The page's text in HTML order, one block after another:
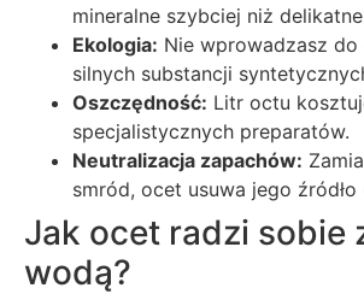
mineralne szybciej niż
Ekologia: Nie wprowadzasz
silnych substancji
Oszczędność: Litr octu
specjalistycznych preparatów.
Neutralizacja zapachów:
smród, ocet usuwa jego źródło
Jak ocet radzi sobie
wodą?